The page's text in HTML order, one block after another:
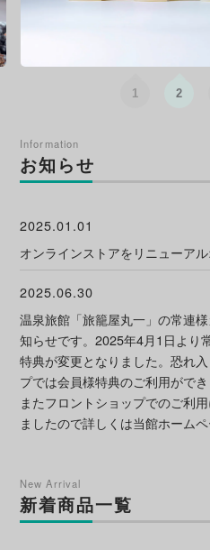
Information
お知らせ
2025.01.01
オンラインストアをリニューアル
2025.06.30
温泉旅館「旅籠屋丸一」の常連
知らせです。2025年4月1日より
特典が変更となりました。恐れ
プでは会員様特典のご利用がで
またフロントショップでのご利
ましたので詳しくは当館ホーム
New Arrival
新着商品一覧